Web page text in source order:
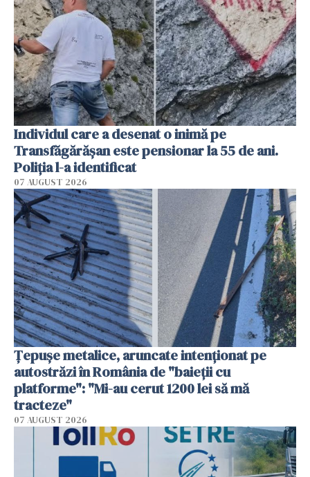
Individul care a desenat o inimă pe
Transfăgărășan este pensionar la 55 de ani.
Poliția l-a identificat
07 AUGUST 2026
Țepușe metalice, aruncate intenționat pe
autostrăzi în România de "baieții cu
platforme": "Mi-au cerut 1200 lei să mă
tracteze"
07 AUGUST 2026